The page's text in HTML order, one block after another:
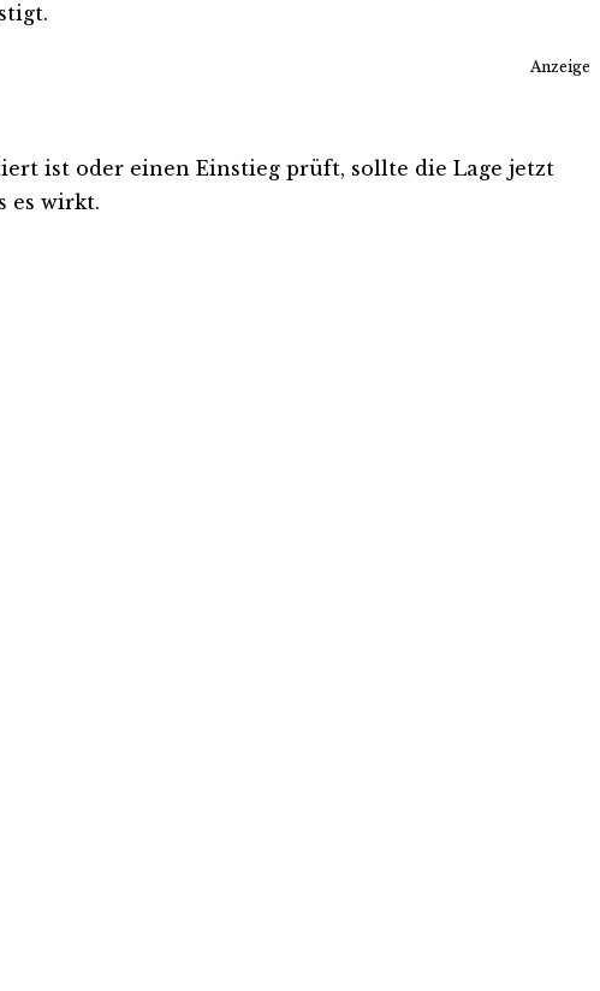
Anzeige
ist oder einen Einstieg prüft, sollte die Lage jetzt
es wirkt.